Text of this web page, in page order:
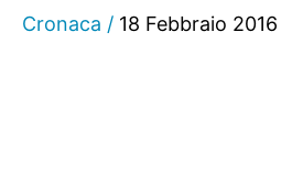
Cronaca / 18 Febbraio 2016